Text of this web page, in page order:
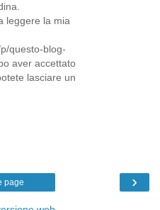
leggere la mia
questo-blog-
aver accettato
lasciare un
›
page